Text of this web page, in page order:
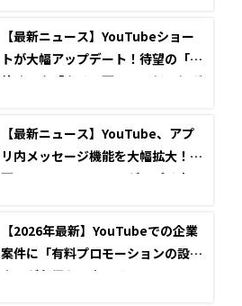
【最新ニュース】YouTubeショー
トが大幅アップデート！待望の「2
倍速」や「クリア画面」、低評価ボ
【最新ニュース】YouTube、アプ
リ内メッセージ機能を大幅拡大！動
画のシェアとチャットがアプリ内で
【2026年最新】YouTubeでの企業
案件に「有料プロモーションの設
定」が必須な理由とは？